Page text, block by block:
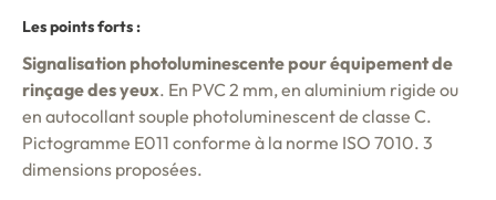
Les points forts :
Signalisation photoluminescente pour équipement de
rinçage des yeux. En PVC 2 mm, en aluminium rigide ou
en autocollant souple photoluminescent de classe C.
Pictogramme E011 conforme à la norme ISO 7010. 3
dimensions proposées.